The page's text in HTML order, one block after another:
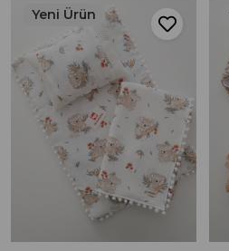
Yeni Ürün